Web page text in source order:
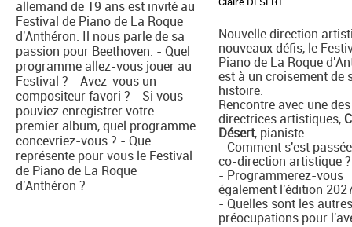
allemand de 19 ans est invité au
Festival de Piano de La Roque
d'Anthéron. Il nous parle de sa
passion pour Beethoven. - Quel
programme allez-vous jouer au
Festival ? - Avez-vous un
compositeur favori ? - Si vous
pouviez enregistrer votre
premier album, quel programme
concevriez-vous ? - Que
représente pour vous le Festival
de Piano de La Roque
d'Anthéron ?
Nouvelle direction
nouveaux défis, le
Piano de La Roque
est à un croisement de
histoire.
Rencontre avec une
directrices artistiques,
Désert, pianiste.
- Comment s'est
co-direction artistique ?
- Programmerez-vous
également l'édition
- Quelles sont les
préocupations pour